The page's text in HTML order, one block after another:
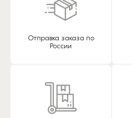
Отправка заказа по
России